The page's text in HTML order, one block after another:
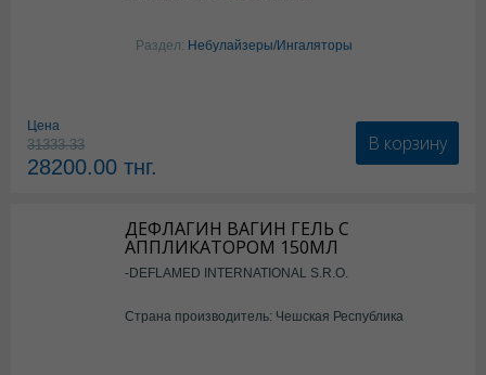
Раздел: Небулайзеры/Ингаляторы
Цена
31333.33
28200.00 тнг.
В корзину
ДЕФЛАГИН ВАГИН ГЕЛЬ С
АППЛИКАТОРОМ 150МЛ
-DEFLAMED INTERNATIONAL S.R.O.
Страна производитель: Чешская Республика